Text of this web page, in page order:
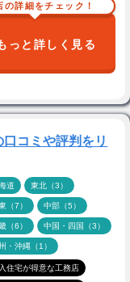
の詳細をチェック！
っと詳しく見る
コミや評判をリ
道 東北（3）
（7） 中部（5）
（6） 中国・四国（3）
・沖縄（1）
住宅が得意な工務店